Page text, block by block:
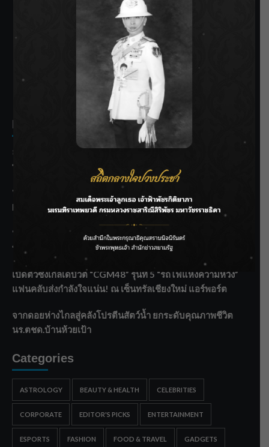
SIAMRATH VARIETY
THE BEST ENTERTAINMENT
Recent Posts
ลุยไม่หยุด!! กรมชลฯ เร่งเคลียร์ผักตบชวา-ติดตั้งเครื่องสูบน้ำ
ทั่วไทย
“BILLKIN” สร้างความภาคภูมิใจ คว้ารางวัลใหญ่ Weibo
Malaysia พร้อมโชว์สุดประทับใจ
“สุริยะ” สั่งกรมชลฯ เฝ้าระวังน้ำ 24 ชม. รับมือฝนสิงหาคม
บริหารเชิงรุกลดเสี่ยงน้ำท่วม
เปิดตัวซิงเกิลเดบิวต์ “CGM48” รุ่นที่ 5 “รถไฟแห่งความหวัง”
แฟนคลับส่งกำลังใจแน่น! ณ เซ็นทรัลเชียงใหม่ แอร์พอร์ต
จากดอยห่างไกลสู่คลังโปรตีนสัตว์น้ำ ยกระดับคุณภาพชีวิต
นร.ตชด.บ้านห้วยเป้า
Categories
ASTROLOGY BEAUTY & HEALTH CELEBRITIES
CORPORATE EDITOR'S PICKS ENTERTAINMENT
ESPORTS FASHION FOOD & TRAVEL GADGETS